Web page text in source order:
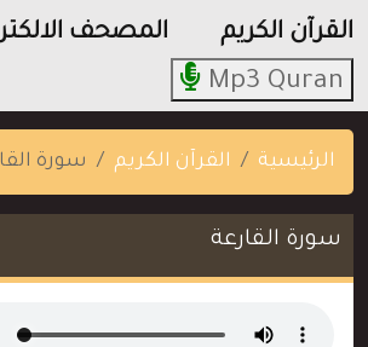
القرآن الكريم المصحف
Mp3 Quran
الرئيسية القرآن الكريم سورة
سورة القارعة